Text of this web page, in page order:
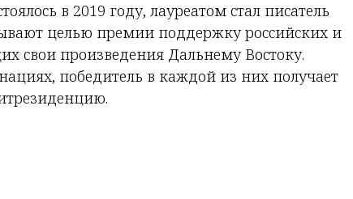
в 2019 году, лауреатом стал писатель
целью премии поддержку российских и
свои произведения Дальнему Востоку.
победитель в каждой из них получает